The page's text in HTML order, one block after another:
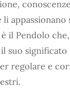
appassionano
il Pendolo
suo significato
regolare e